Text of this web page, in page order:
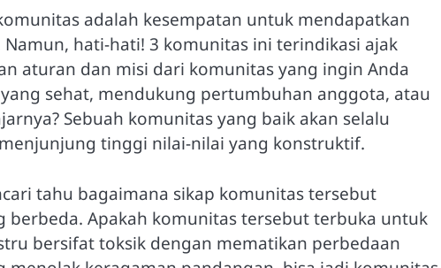
adalah kesempatan untuk mendapatkan
hati-hati! 3 komunitas ini terindikasi ajak
aturan dan misi dari komunitas yang ingin Anda
sehat, mendukung pertumbuhan anggota, atau
Sebuah komunitas yang baik akan selalu
tinggi nilai-nilai yang konstruktif.
tahu bagaimana sikap komunitas tersebut
Apakah komunitas tersebut terbuka untuk
bersifat toksik dengan mematikan perbedaan